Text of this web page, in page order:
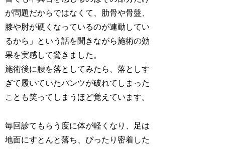
が問題だからではなくて、肋骨や骨盤、
膝や肘が硬くなっているのが連動してい
るから」という話を聞きながら施術の効
果を実感して驚きました。
施術後に腰を落としてみたら、落としす
ぎて履いていたパンツが破れてしまった
ことも笑ってしまうほど覚えています。
毎回診てもらう度に体が軽くなり、足は
地面にすとんと落ち、ぴったり密着した